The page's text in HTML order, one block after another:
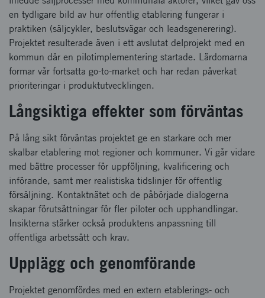
en tydligare bild av hur offentlig etablering fungerar i
praktiken (säljcykler, beslutsvägar och leadsgenerering).
Projektet resulterade även i ett avslutat delprojekt med en
kommun där en pilotimplementering startade. Lärdomarna
formar vår fortsatta go-to-market och har redan påverkat
prioriteringar i produktutvecklingen.
Långsiktiga effekter som förväntas
På lång sikt förväntas projektet ge en starkare och mer
skalbar etablering mot regioner och kommuner. Vi går vidare
med bättre processer för uppföljning, kvalificering och
införande, samt mer realistiska tidslinjer för offentlig
försäljning. Kontaktnätet och de påbörjade dialogerna
skapar förutsättningar för fler piloter och upphandlingar.
Insikterna stärker också produktens anpassning till
offentliga arbetssätt och krav.
Upplägg och genomförande
Projektet genomfördes med en extern etablerings- och